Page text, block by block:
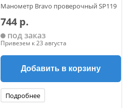
Манометр Bravo проверочный SP119
744 р.
под заказ
Привезем к 23 августа
Добавить в корзину
Подробнее